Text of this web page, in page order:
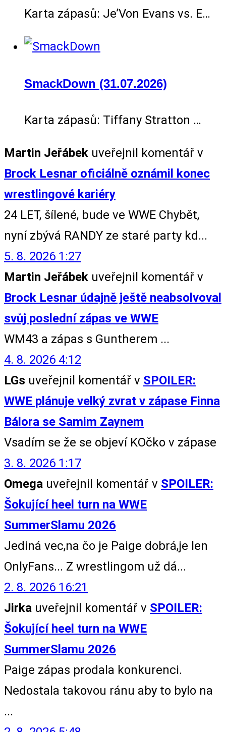
Karta zápasů: Je’Von Evans vs. E…
SmackDown (31.07.2026)
Karta zápasů: Tiffany Stratton …
Martin Jeřábek uveřejnil komentář v
Brock Lesnar oficiálně oznámil konec
wrestlingové kariéry
24 LET, šílené, bude ve WWE Chybět,
nyní zbývá RANDY ze staré party kd...
5. 8. 2026 1:27
Martin Jeřábek uveřejnil komentář v
Brock Lesnar údajně ještě neabsolvoval
svůj poslední zápas ve WWE
WM43 a zápas s Guntherem ...
4. 8. 2026 4:12
LGs uveřejnil komentář v SPOILER:
WWE plánuje velký zvrat v zápase Finna
Bálora se Samim Zaynem
Vsadím se že se objeví KOčko v zápase
3. 8. 2026 1:17
Omega uveřejnil komentář v SPOILER:
Šokující heel turn na WWE
SummerSlamu 2026
Jediná vec,na čo je Paige dobrá,je len
OnlyFans... Z wrestlingom už dá...
2. 8. 2026 16:21
Jirka uveřejnil komentář v SPOILER:
Šokující heel turn na WWE
SummerSlamu 2026
Paige zápas prodala konkurenci.
Nedostala takovou ránu aby to bylo na
...